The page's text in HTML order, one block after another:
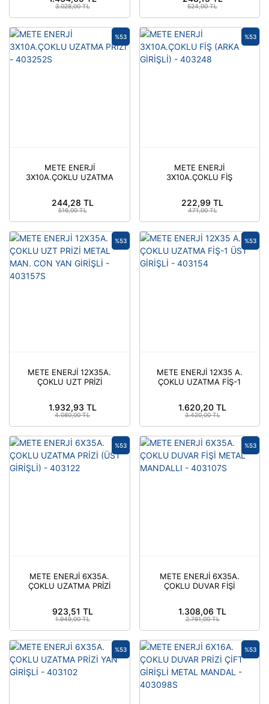
3.028,00 TL 524,00 TL
METE ENERJİ
3X10A.ÇOKLU UZATMA
%53
244,28 TL
516,00 TL
METE ENERJİ
3X10A.ÇOKLU FİŞ
%53
222,99 TL
471,00 TL
METE ENERJİ 12X35A.
ÇOKLU UZT PRİZİ
%53
1.932,93 TL
4.080,00 TL
METE ENERJİ 12X35 A.
ÇOKLU UZATMA FİŞ-1
%53
1.620,20 TL
3.420,00 TL
METE ENERJİ 6X35A.
ÇOKLU UZATMA PRİZİ
%53
923,51 TL
1.949,00 TL
METE ENERJİ 6X35A.
ÇOKLU DUVAR FİŞİ
%53
1.308,06 TL
2.761,00 TL
%53 %53